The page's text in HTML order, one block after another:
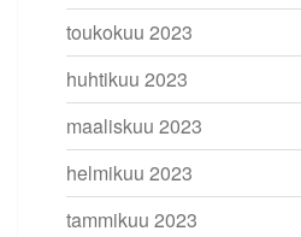
toukokuu 2023
huhtikuu 2023
maaliskuu 2023
helmikuu 2023
tammikuu 2023